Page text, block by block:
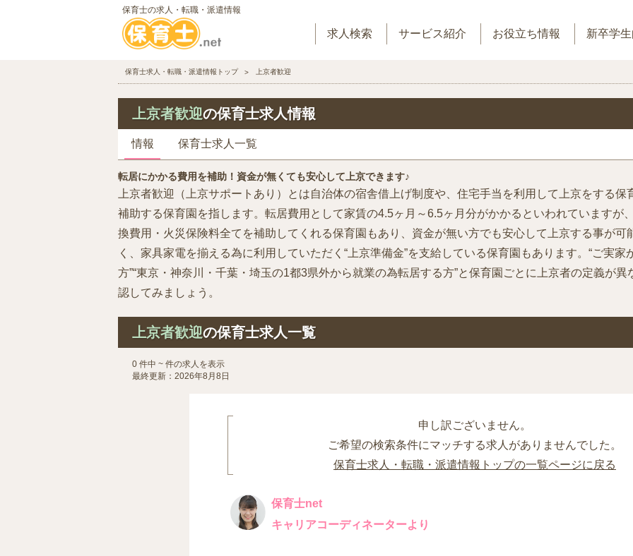
保育士の求人・転職・派遣情報
求人検索 サービス紹介 お役立ち情報 新卒学
保育士求人・転職・派遣情報トップ 上京者歓迎
上京者歓迎の保育士求人情報
情報 保育士求人一覧
転居にかかる費用を補助！資金が無くても安心して上京できます♪
上京者歓迎（上京サポートあり）とは自治体の宿舎借上げ制度や、住宅手当を利用して上京をする
補助する保育園を指します。転居費用として家賃の4.5ヶ月～6.5ヶ月分がかかるといわれていますが
換費用・火災保険料全てを補助してくれる保育園もあり、資金が無い方でも安心して上京する事が可
く、家具家電を揃える為に利用していただく“上京準備金”を支給している保育園もあります。“ご実
方”“東京・神奈川・千葉・埼玉の1都3県外から就業の為転居する方”と保育園ごとに上京者の定義が
認してみましょう。
上京者歓迎の保育士求人一覧
0 件中 ~ 件の求人を表示
最終更新：2026年8月8日
申し訳ございません。
ご希望の検索条件にマッチする求人がありませんでした。
保育士求人・転職・派遣情報トップの一覧ページに戻る
保育士net
キャリアコーディネーターより